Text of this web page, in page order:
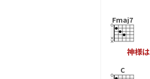
Fmaj7
神様は
C